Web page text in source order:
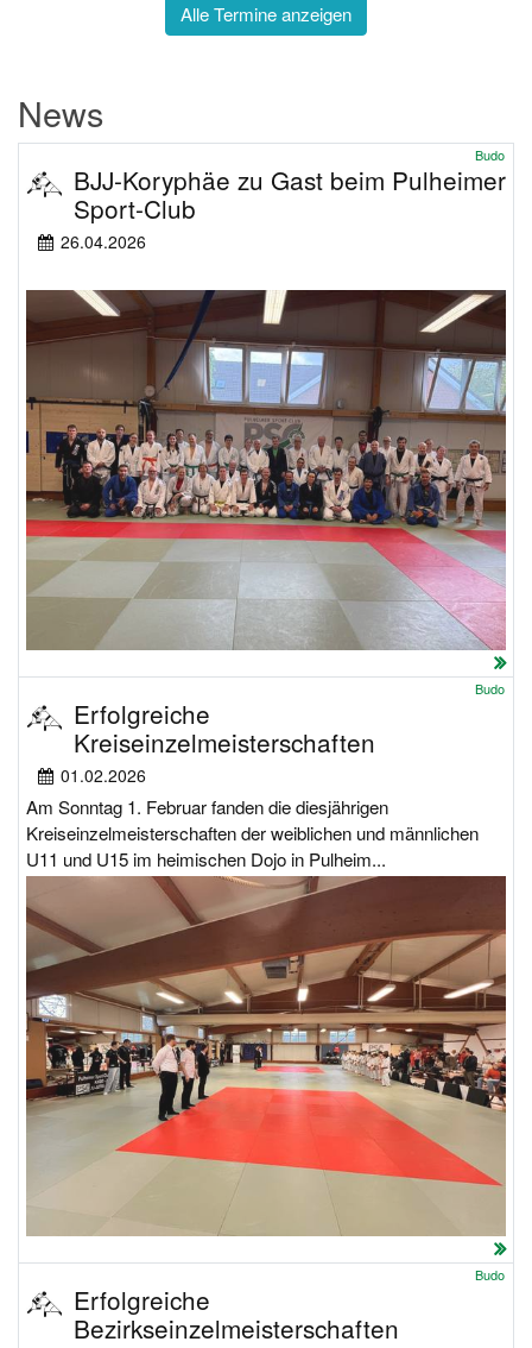
Alle Termine anzeigen
News
Budo
BJJ-Koryphäe zu Gast beim Pulheimer
Sport-Club
26.04.2026
Budo
Erfolgreiche
Kreiseinzelmeisterschaften
01.02.2026
Am Sonntag 1. Februar fanden die diesjährigen
Kreiseinzelmeisterschaften der weiblichen und männlichen
U11 und U15 im heimischen Dojo in Pulheim...
Budo
Erfolgreiche
Bezirkseinzelmeisterschaften